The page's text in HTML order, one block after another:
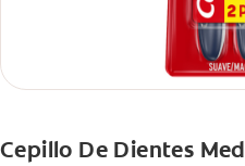
Cepillo De Dientes